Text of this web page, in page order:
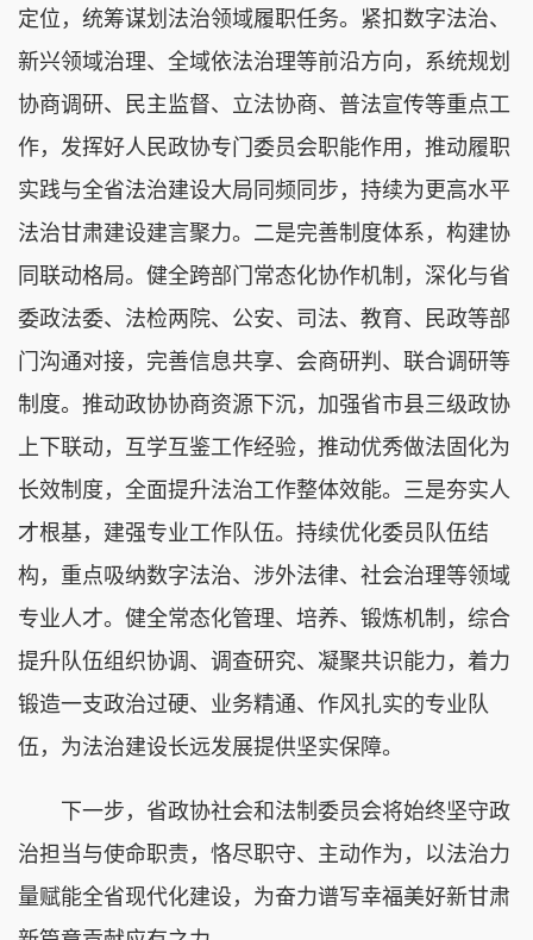
定位，统筹谋划法治领域履职任务。紧扣数字法治、
新兴领域治理、全域依法治理等前沿方向，系统规划
协商调研、民主监督、立法协商、普法宣传等重点工
作，发挥好人民政协专门委员会职能作用，推动履职
实践与全省法治建设大局同频同步，持续为更高水平
法治甘肃建设建言聚力。二是完善制度体系，构建协
同联动格局。健全跨部门常态化协作机制，深化与省
委政法委、法检两院、公安、司法、教育、民政等部
门沟通对接，完善信息共享、会商研判、联合调研等
制度。推动政协协商资源下沉，加强省市县三级政协
上下联动，互学互鉴工作经验，推动优秀做法固化为
长效制度，全面提升法治工作整体效能。三是夯实人
才根基，建强专业工作队伍。持续优化委员队伍结
构，重点吸纳数字法治、涉外法律、社会治理等领域
专业人才。健全常态化管理、培养、锻炼机制，综合
提升队伍组织协调、调查研究、凝聚共识能力，着力
锻造一支政治过硬、业务精通、作风扎实的专业队
伍，为法治建设长远发展提供坚实保障。
下一步，省政协社会和法制委员会将始终坚守政
治担当与使命职责，恪尽职守、主动作为，以法治力
量赋能全省现代化建设，为奋力谱写幸福美好新甘肃